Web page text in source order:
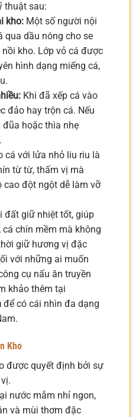
thuật sau:
kho: Một số người nội
qua dầu nóng cho se
kho. Lớp vỏ cá được
hình dạng miếng cá,
Khi đã xếp cá vào
đảo hay trộn cá. Nếu
đũa hoặc thìa nhẹ
cá với lửa nhỏ liu riu là
từ từ, thấm vị mà
cao đột ngột dễ làm vỡ
đất giữ nhiệt tốt, giúp
chín mềm mà không
giữ hương vị đặc
với những ai muốn
cụ nấu ăn truyền
khảo thêm tại
để có cái nhìn đa dạng
Kho
được quyết định bởi sự
nước mắm nhỉ ngon,
và mùi thơm đặc